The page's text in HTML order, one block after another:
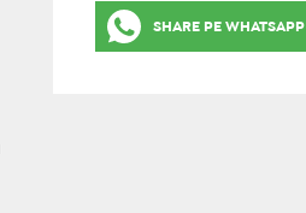
SHARE PE WHATSAPP